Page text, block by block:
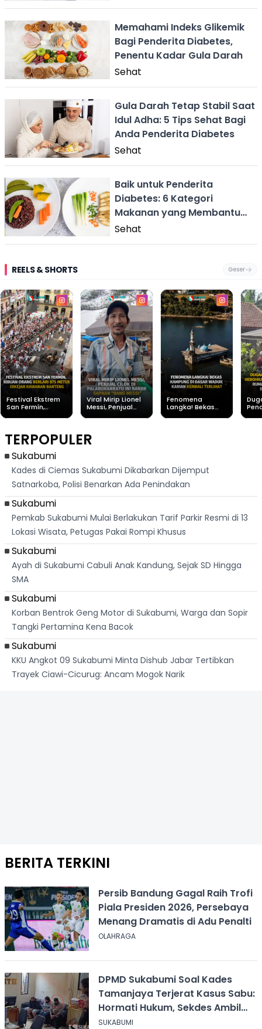
Memahami Indeks Glikemik
Bagi Penderita Diabetes,
Penentu Kadar Gula Darah
Sehat
Gula Darah Tetap Stabil Saat
Idul Adha: 5 Tips Sehat Bagi
Anda Penderita Diabetes
Sehat
Baik untuk Penderita
Diabetes: 6 Kategori
Makanan yang Membantu
Menurunkan Gula Darah
Sehat
REELS & SHORTS Geser
Festival Ekstrem
San Fermín,
Banteng
Viral Mirip Lionel
Messi, Penjual
"Bang Messi"
Fenomena
Langka! Bekas
TERPOPULER
Sukabumi
Kades di Ciemas Sukabumi Dikabarkan Dijemput
Satnarkoba, Polisi Benarkan Ada Penindakan
Sukabumi
Pemkab Sukabumi Mulai Berlakukan Tarif Parkir Resmi di 13
Lokasi Wisata, Petugas Pakai Rompi Khusus
Sukabumi
Ayah di Sukabumi Cabuli Anak Kandung, Sejak SD Hingga
SMA
Sukabumi
Korban Bentrok Geng Motor di Sukabumi, Warga dan Sopir
Tangki Pertamina Kena Bacok
Sukabumi
KKU Angkot 09 Sukabumi Minta Dishub Jabar Tertibkan
Trayek Ciawi-Cicurug: Ancam Mogok Narik
BERITA TERKINI
Persib Bandung Gagal Raih Trofi
Piala Presiden 2026, Persebaya
Menang Dramatis di Adu Penalti
OLAHRAGA
DPMD Sukabumi Soal Kades
Tamanjaya Terjerat Kasus Sabu:
Hormati Hukum, Sekdes Ambil
Alih Pelayanan
SUKABUMI